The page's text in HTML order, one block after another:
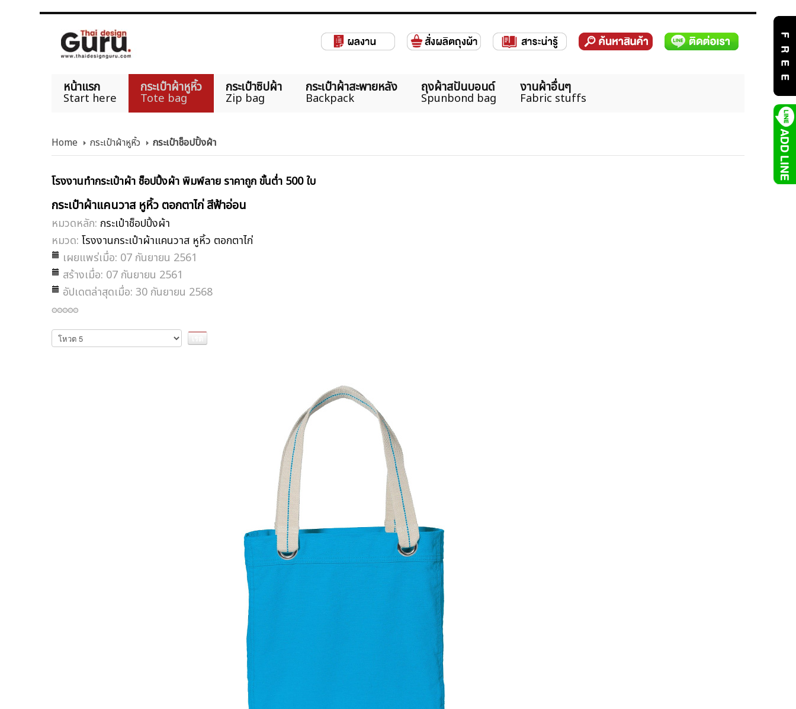
หน้าแรก
Start here
กระเป๋าผ้าหูหิ้ว
Tote bag
กระเป๋าซิปผ้า
Zip bag
กระเป๋าผ้าสะพายหลัง
Backpack
ถุงผ้าสปันบอนด์
Spunbond bag
งานผ้าอื่นๆ
Fabric stuffs
Home กระเป๋าผ้าหูหิ้ว กระเป๋าช็อปปิ้งผ้า
โรงงานทำกระเป๋าผ้า ช็อปปิ้งผ้า พิมพ์ลาย ราคาถูก ขั้นต่ำ 500 ใบ
กระเป๋าผ้าแคนวาส หูหิ้ว ตอกตาไก่ สีฟ้าอ่อน
หมวดหลัก: กระเป๋าช็อปปิ้งผ้า
หมวด: โรงงานกระเป๋าผ้าแคนวาส หูหิ้ว ตอกตาไก่
เผยแพร่เมื่อ: 07 กันยายน 2561
สร้างเมื่อ: 07 กันยายน 2561
อัปเดตล่าสุดเมื่อ: 30 กันยายน 2568
กรุณา
ให้